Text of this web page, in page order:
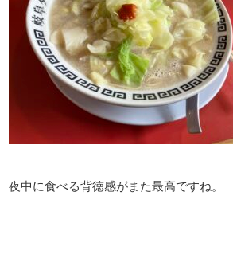
夜中に食べる背徳感がまた最高ですね。